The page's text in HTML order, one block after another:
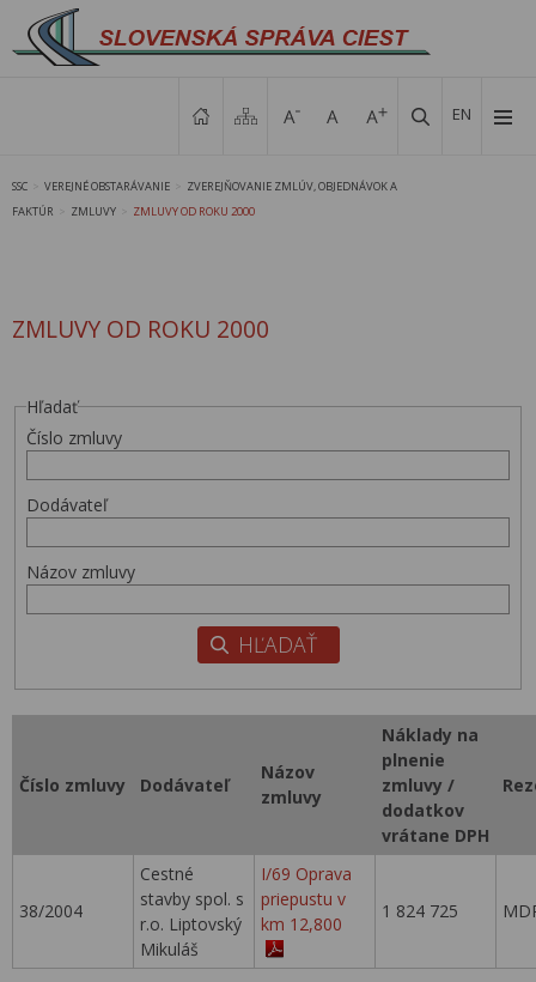
EN
SSC VEREJNÉ OBSTARÁVANIE
ZVEREJŇOVANIE ZMLÚV, OBJEDNÁVOK A
FAKTÚR
ZMLUVY ZMLUVY OD ROKU 2000
ZMLUVY OD ROKU 2000
Hľadať
Číslo zmluvy
Dodávateľ
Názov zmluvy
Číslo zmluvy Dodávateľ
Názov
zmluvy
Náklady na
plnenie
zmluvy /
dodatkov
vrátane DPH
38/2004
Cestné
stavby spol. s
r.o. Liptovský
Mikuláš
I/69 Oprava
priepustu v
km 12,800
1 824 725